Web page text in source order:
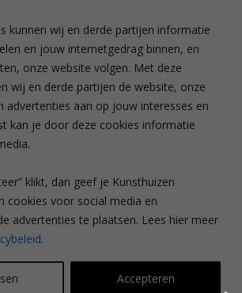
kunnen wij en derde partijen informatie
en jouw internetgedrag binnen, en
onze website volgen. Met deze
wij en derde partijen de website, onze
advertenties aan op jouw interesses en
kan je door deze cookies informatie
klikt, dan geef je Kunsthuizen
cookies voor social media en
advertenties te plaatsen. Lees hier meer
.
Accepteren
All rights reserved | Disclaimer|
Legit